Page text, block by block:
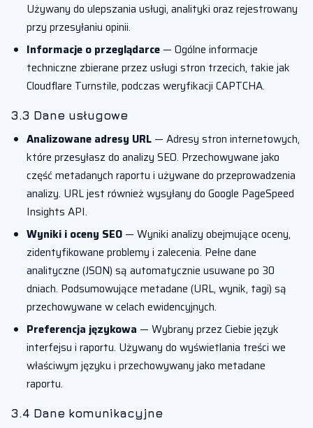
Używany do ulepszania usługi, analityki oraz rejestrowany
przy przesyłaniu opinii.
Informacje o przeglądarce — Ogólne informacje
techniczne zbierane przez usługi stron trzecich, takie jak
Cloudflare Turnstile, podczas weryfikacji CAPTCHA.
3.3 Dane usługowe
Analizowane adresy URL — Adresy stron internetowych,
które przesyłasz do analizy SEO. Przechowywane jako
część metadanych raportu i używane do przeprowadzenia
analizy. URL jest również wysyłany do Google PageSpeed
Insights API.
Wyniki i oceny SEO — Wyniki analizy obejmujące oceny,
zidentyfikowane problemy i zalecenia. Pełne dane
analityczne (JSON) są automatycznie usuwane po 30
dniach. Podsumowujące metadane (URL, wynik, tagi) są
przechowywane w celach ewidencyjnych.
Preferencja językowa — Wybrany przez Ciebie język
interfejsu i raportu. Używany do wyświetlania treści we
właściwym języku i przechowywany jako metadane
raportu.
3.4 Dane komunikacyjne